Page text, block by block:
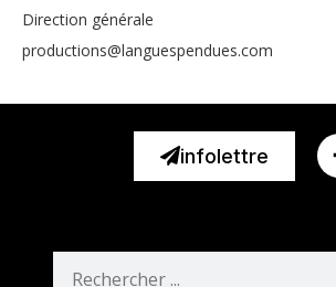
Direction générale
moc.seudnepseugnal
@snoitcudorp
infolettre